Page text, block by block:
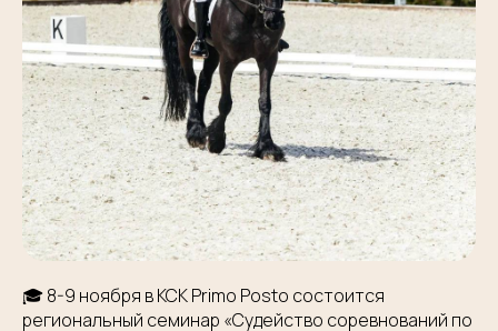
🎓 8-9 ноября в КСК Primo Posto состоится
региональный семинар «Судейство соревнований по